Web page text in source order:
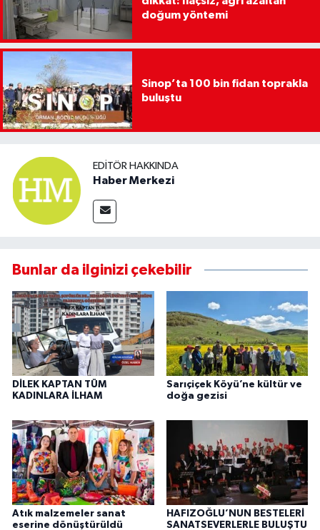
doğum yöntemi
Sinop’ta 100 bin fidan toprakla
buluştu
EDITÖR HAKKINDA
Haber Merkezi
Bunlar da ilginizi çekebilir
DİLEK KAPTAN TÜM
KADINLARA İLHAM
Sarıçiçek Köyü’ne kültür ve
doğa gezisi
Atık malzemeler sanat
eserine dönüştürüldü
HAFIZOĞLU’NUN BESTELERİ
SANATSEVERLERLE BULUŞTU